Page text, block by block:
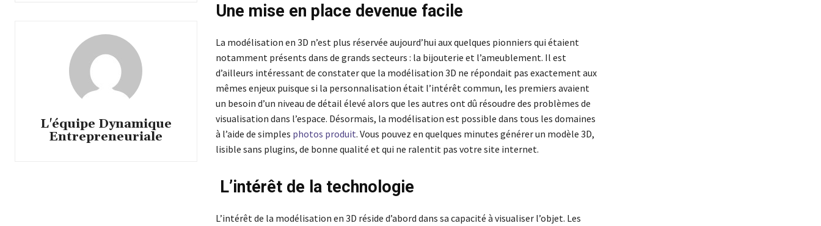
L'équipe Dynamique
Entrepreneuriale
Une mise en place devenue facile
La modélisation en 3D n’est plus réservée aujourd’hui aux quelques pionniers qui étaient
notamment présents dans de grands secteurs : la bijouterie et l’ameublement. Il est
d’ailleurs intéressant de constater que la modélisation 3D ne répondait pas exactement aux
mêmes enjeux puisque si la personnalisation était l’intérêt commun, les premiers avaient
un besoin d’un niveau de détail élevé alors que les autres ont dû résoudre des problèmes de
visualisation dans l’espace. Désormais, la modélisation est possible dans tous les domaines
à l’aide de simples photos produit. Vous pouvez en quelques minutes générer un modèle 3D,
lisible sans plugins, de bonne qualité et qui ne ralentit pas votre site internet.
L’intérêt de la technologie
L’intérêt de la modélisation en 3D réside d’abord dans sa capacité à visualiser l’objet. Les